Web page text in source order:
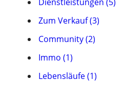
Zum Verkauf (3)
Community (2)
Immo (1)
Lebensläufe (1)